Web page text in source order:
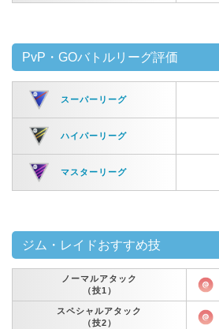
PvP・GOバトルリーグ評価
スーパーリーグ
ハイパーリーグ
マスターリーグ
ジム・レイドおすすめ技
ノーマルアタック
（技1）
スペシャルアタック
（技2）